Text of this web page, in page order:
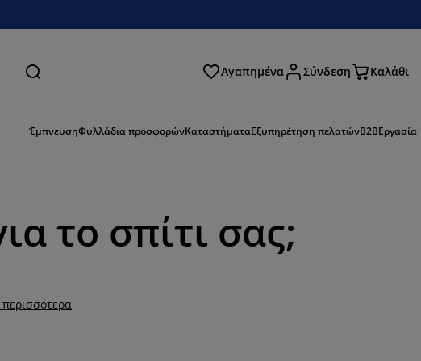
Αναζήτηση Αγαπημένα Σύνδεση Καλάθι
ΈμπνευσηΦυλλάδια προσφορώνΚαταστήματαΕξυπηρέτηση πελατώνB2BΕργασία
το σπίτι σας;
περισσότερα